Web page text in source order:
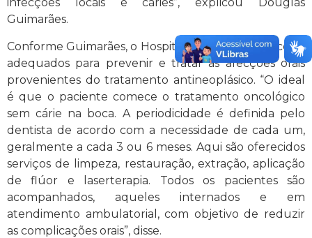
Guimarães.
Conforme Guimarães, o Hospital dispõe de protocolos
adequados para prevenir e tratar as afecções orais
provenientes do tratamento antineoplásico. “O ideal
é que o paciente comece o tratamento oncológico
sem cárie na boca. A periodicidade é definida pelo
dentista de acordo com a necessidade de cada um,
geralmente a cada 3 ou 6 meses. Aqui são oferecidos
serviços de limpeza, restauração, extração, aplicação
de flúor e laserterapia. Todos os pacientes são
acompanhados, aqueles internados e em
atendimento ambulatorial, com objetivo de reduzir
as complicações orais”, disse.